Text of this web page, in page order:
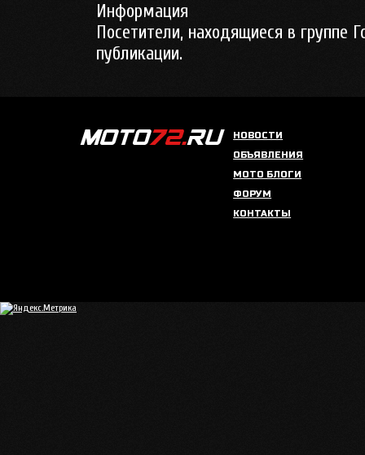
Информация
Посетители, находящиеся в группе
публикации.
НОВОСТИ
ОБЪЯВЛЕНИЯ
МОТО БЛОГИ
ФОРУМ
КОНТАКТЫ